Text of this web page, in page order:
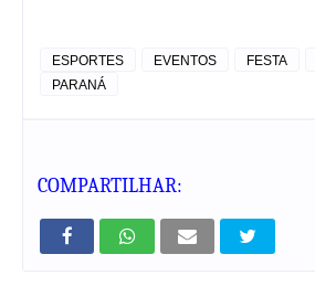
ESPORTES EVENTOS FESTA
PARANÁ
COMPARTILHAR: